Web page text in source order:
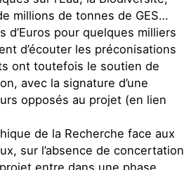
millions de tonnes de GES…
d’Euros pour quelques milliers
d’écouter les préconisations
ont toutefois le soutien de
avec la signature d’une
opposés au projet (en lien
de la Recherche face aux
sur l’absence de concertation